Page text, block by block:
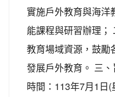
實施戶外教育與海洋
能課程與研習辦理；
教育場域資源，鼓勵
發展戶外教育。 三
時間：113年7月1日(